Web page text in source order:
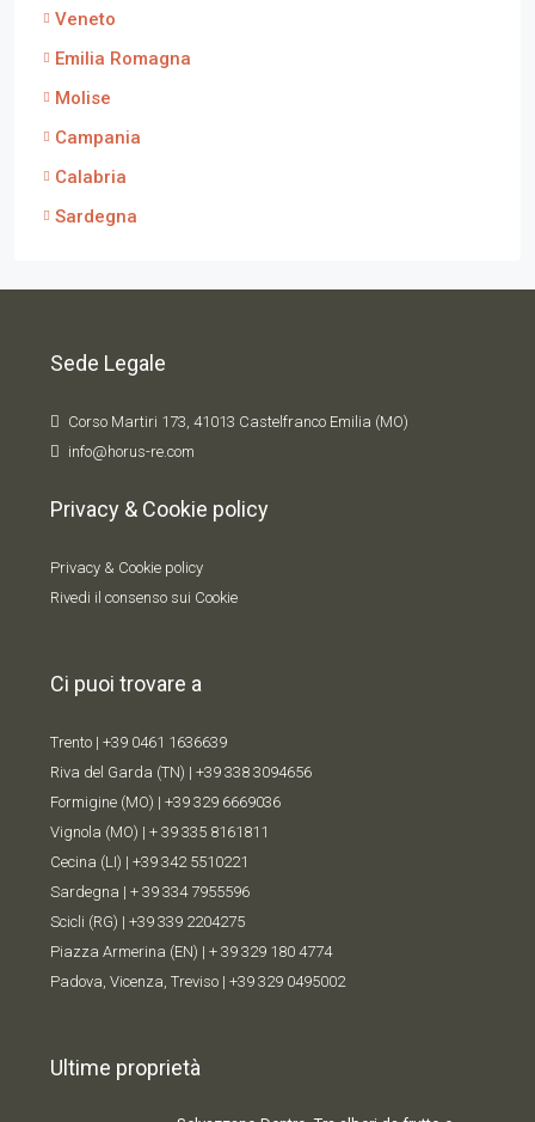
Veneto
Emilia Romagna
Molise
Campania
Calabria
Sardegna
Sede Legale
Corso Martiri 173, 41013 Castelfranco Emilia (MO)
info@horus-re.com
Privacy & Cookie policy
Privacy & Cookie policy
Rivedi il consenso sui Cookie
Ci puoi trovare a
Trento | +39 0461 1636639
Riva del Garda (TN) | +39 338 3094656
Formigine (MO) | +39 329 6669036
Vignola (MO) | + 39 335 8161811
Cecina (LI) | +39 342 5510221
Sardegna | + 39 334 7955596
Scicli (RG) | +39 339 2204275
Piazza Armerina (EN) | + 39 329 180 4774
Padova, Vicenza, Treviso | +39 329 0495002
Ultime proprietà